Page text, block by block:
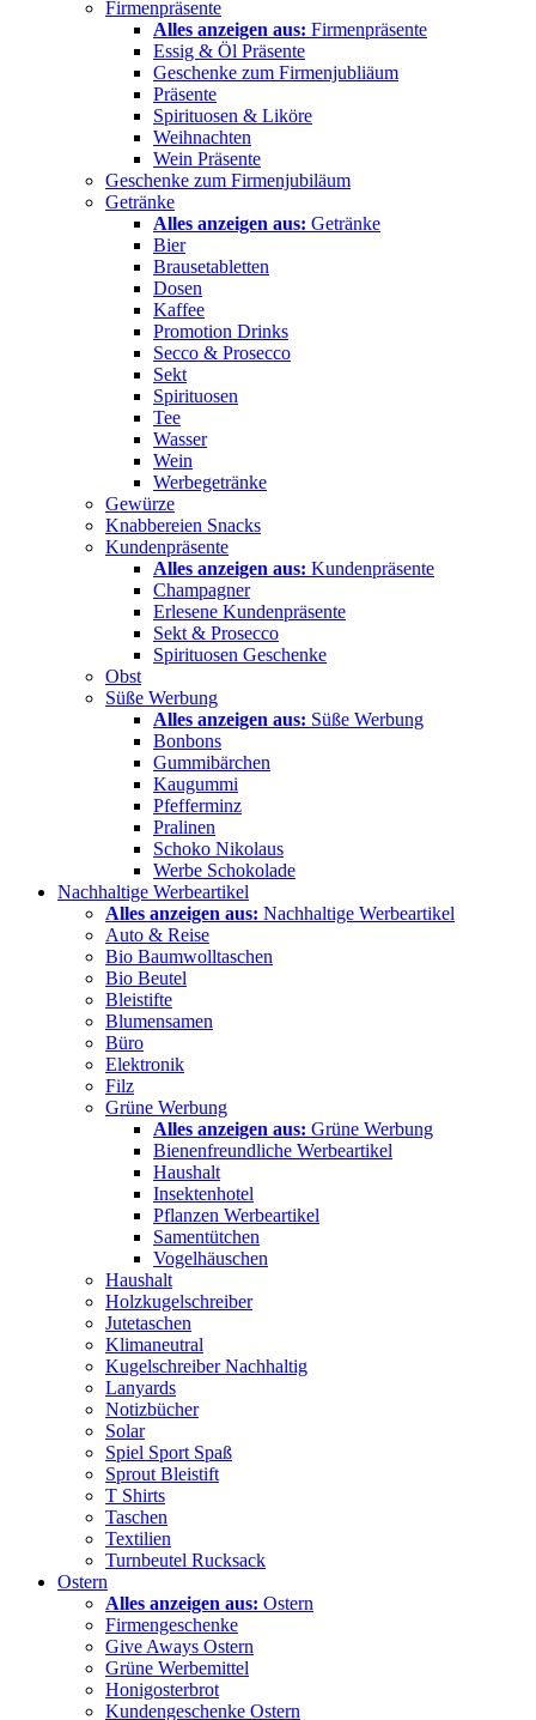
Firmenpräsente
Alles anzeigen aus: Firmenpräsente
Essig & Öl Präsente
Geschenke zum Firmenjubliäum
Präsente
Spirituosen & Liköre
Weihnachten
Wein Präsente
Geschenke zum Firmenjubiläum
Getränke
Alles anzeigen aus: Getränke
Bier
Brausetabletten
Dosen
Kaffee
Promotion Drinks
Secco & Prosecco
Sekt
Spirituosen
Tee
Wasser
Wein
Werbegetränke
Gewürze
Knabbereien Snacks
Kundenpräsente
Alles anzeigen aus: Kundenpräsente
Champagner
Erlesene Kundenpräsente
Sekt & Prosecco
Spirituosen Geschenke
Obst
Süße Werbung
Alles anzeigen aus: Süße Werbung
Bonbons
Gummibärchen
Kaugummi
Pfefferminz
Pralinen
Schoko Nikolaus
Werbe Schokolade
Nachhaltige Werbeartikel
Alles anzeigen aus: Nachhaltige Werbeartikel
Auto & Reise
Bio Baumwolltaschen
Bio Beutel
Bleistifte
Blumensamen
Büro
Elektronik
Filz
Grüne Werbung
Alles anzeigen aus: Grüne Werbung
Bienenfreundliche Werbeartikel
Haushalt
Insektenhotel
Pflanzen Werbeartikel
Samentütchen
Vogelhäuschen
Haushalt
Holzkugelschreiber
Jutetaschen
Klimaneutral
Kugelschreiber Nachhaltig
Lanyards
Notizbücher
Solar
Spiel Sport Spaß
Sprout Bleistift
T Shirts
Taschen
Textilien
Turnbeutel Rucksack
Ostern
Alles anzeigen aus: Ostern
Firmengeschenke
Give Aways Ostern
Grüne Werbemittel
Honigosterbrot
Kundengeschenke Ostern